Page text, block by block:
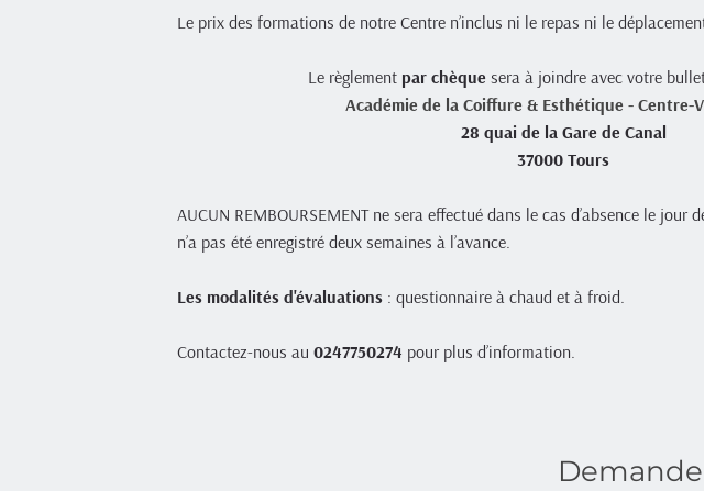
Le prix des formations de notre Centre n’inclus ni le repas ni le
Le règlement par chèque sera à joindre avec votre
Académie de la Coiffure & Esthétique - Centre-
28 quai de la Gare de Canal
37000 Tours
AUCUN REMBOURSEMENT ne sera effectué dans le cas d’absence le jour
n’a pas été enregistré deux semaines à l’avance.
Les modalités d'évaluations : questionnaire à chaud et à froid.
Contactez-nous au 0247750274 pour plus d’information.